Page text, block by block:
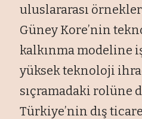
uluslararası
Güney Kore’nin
kalkınma modeline
yüksek teknoloji
sıçramadaki rolüne
Türkiye’nin dış